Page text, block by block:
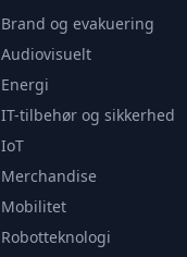
Brand og evakuering
Audiovisuelt
Energi
IT-tilbehør og sikkerhed
IoT
Merchandise
Mobilitet
Robotteknologi